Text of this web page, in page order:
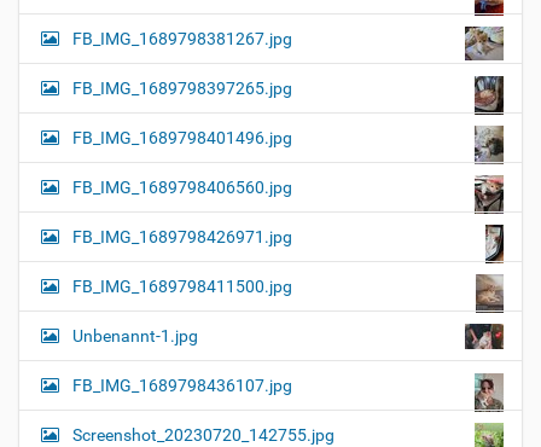
FB_IMG_1689798381267.jpg
FB_IMG_1689798397265.jpg
FB_IMG_1689798401496.jpg
FB_IMG_1689798406560.jpg
FB_IMG_1689798426971.jpg
FB_IMG_1689798411500.jpg
Unbenannt-1.jpg
FB_IMG_1689798436107.jpg
Screenshot_20230720_142755.jpg